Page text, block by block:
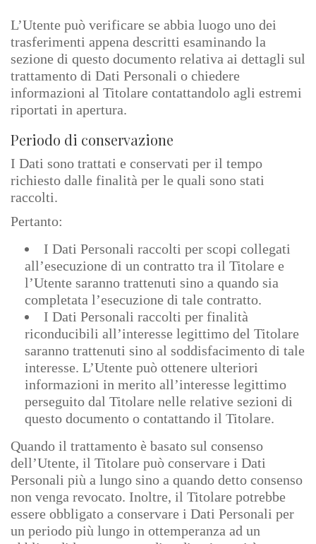
L’Utente può verificare se abbia luogo uno dei
trasferimenti appena descritti esaminando la
sezione di questo documento relativa ai dettagli sul
trattamento di Dati Personali o chiedere
informazioni al Titolare contattandolo agli estremi
riportati in apertura.
Periodo di conservazione
I Dati sono trattati e conservati per il tempo
richiesto dalle finalità per le quali sono stati
raccolti.
Pertanto:
I Dati Personali raccolti per scopi collegati
all’esecuzione di un contratto tra il Titolare e
l’Utente saranno trattenuti sino a quando sia
completata l’esecuzione di tale contratto.
I Dati Personali raccolti per finalità
riconducibili all’interesse legittimo del Titolare
saranno trattenuti sino al soddisfacimento di tale
interesse. L’Utente può ottenere ulteriori
informazioni in merito all’interesse legittimo
perseguito dal Titolare nelle relative sezioni di
questo documento o contattando il Titolare.
Quando il trattamento è basato sul consenso
dell’Utente, il Titolare può conservare i Dati
Personali più a lungo sino a quando detto consenso
non venga revocato. Inoltre, il Titolare potrebbe
essere obbligato a conservare i Dati Personali per
un periodo più lungo in ottemperanza ad un